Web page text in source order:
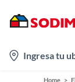
location-
icon
Ingresa tu
Home